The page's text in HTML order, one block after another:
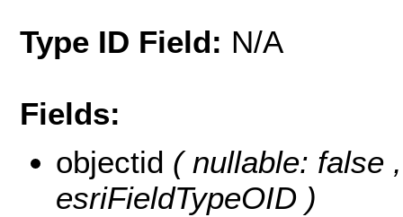
Type ID Field: N/A
Fields:
objectid ( nullable: false
esriFieldTypeOID )